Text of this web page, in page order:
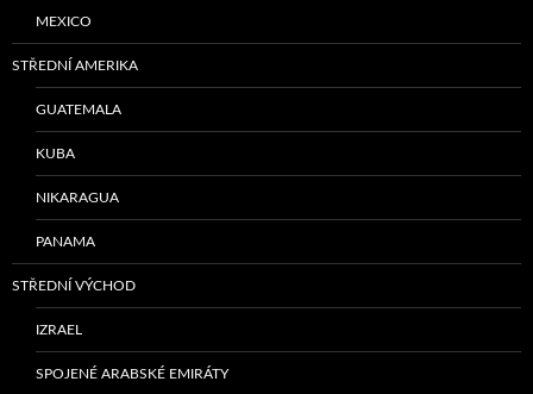
MEXICO
STŘEDNÍ AMERIKA
GUATEMALA
KUBA
NIKARAGUA
PANAMA
STŘEDNÍ VÝCHOD
IZRAEL
SPOJENÉ ARABSKÉ EMIRÁTY